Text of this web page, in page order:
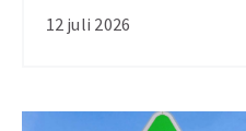
12 juli 2026
minder
binnenkort